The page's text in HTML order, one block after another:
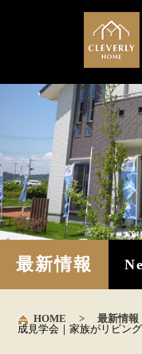
最新情報
HOME > 最新情報
成見学会｜家族がリビン